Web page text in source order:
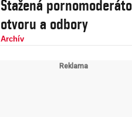
Stažená
otvoru a odbory
Archív